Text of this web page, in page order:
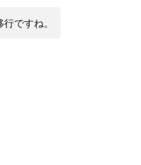
ですね。